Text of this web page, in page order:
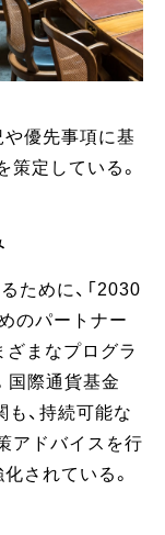
や優先事項に基
定している。
ために、「2030
のパートナー
ざまなプログラ
国際通貨基金
も、持続可能な
アドバイスを行
されている。